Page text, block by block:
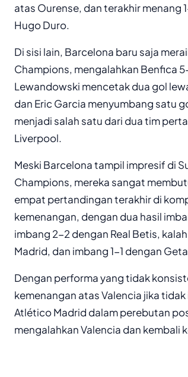
atas Ourense, dan terakhir menang
Hugo Duro.
Di sisi lain, Barcelona baru saja
Champions, mengalahkan Benfica
Lewandowski mencetak dua gol
dan Eric Garcia menyumbang satu
menjadi salah satu dari dua tim
Liverpool.
Meski Barcelona tampil impresif di
Champions, mereka sangat
empat pertandingan terakhir di
kemenangan, dengan dua hasil
imbang 2-2 dengan Real Betis,
Madrid, dan imbang 1-1 dengan
Dengan performa yang tidak
kemenangan atas Valencia jika
Atlético Madrid dalam perebutan
mengalahkan Valencia dan kembali